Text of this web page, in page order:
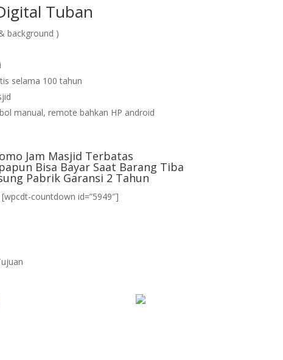
Tuban
background )
selama 100 tahun
manual, remote bahkan HP android
Jam Masjid Terbatas
Bisa Bayar Saat Barang Tiba
Pabrik Garansi 2 Tahun
[wpcdt-countdown id=”5949″]